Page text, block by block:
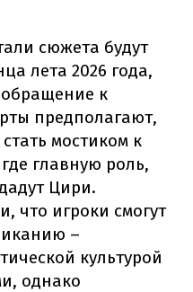
сюжета будут
лета 2026 года,
к
предполагают,
мостиком к
главную роль,
Цири.
что игроки смогут
–
культурой
однако